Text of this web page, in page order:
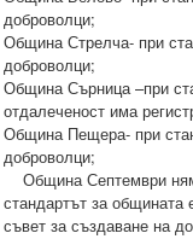
доброволци;
Община Стрелча- при
доброволци;
Община Сърница –при
отдалеченост има
Община Пещера- при
доброволци;
Община Септември
стандартът за
съвет за създаване на